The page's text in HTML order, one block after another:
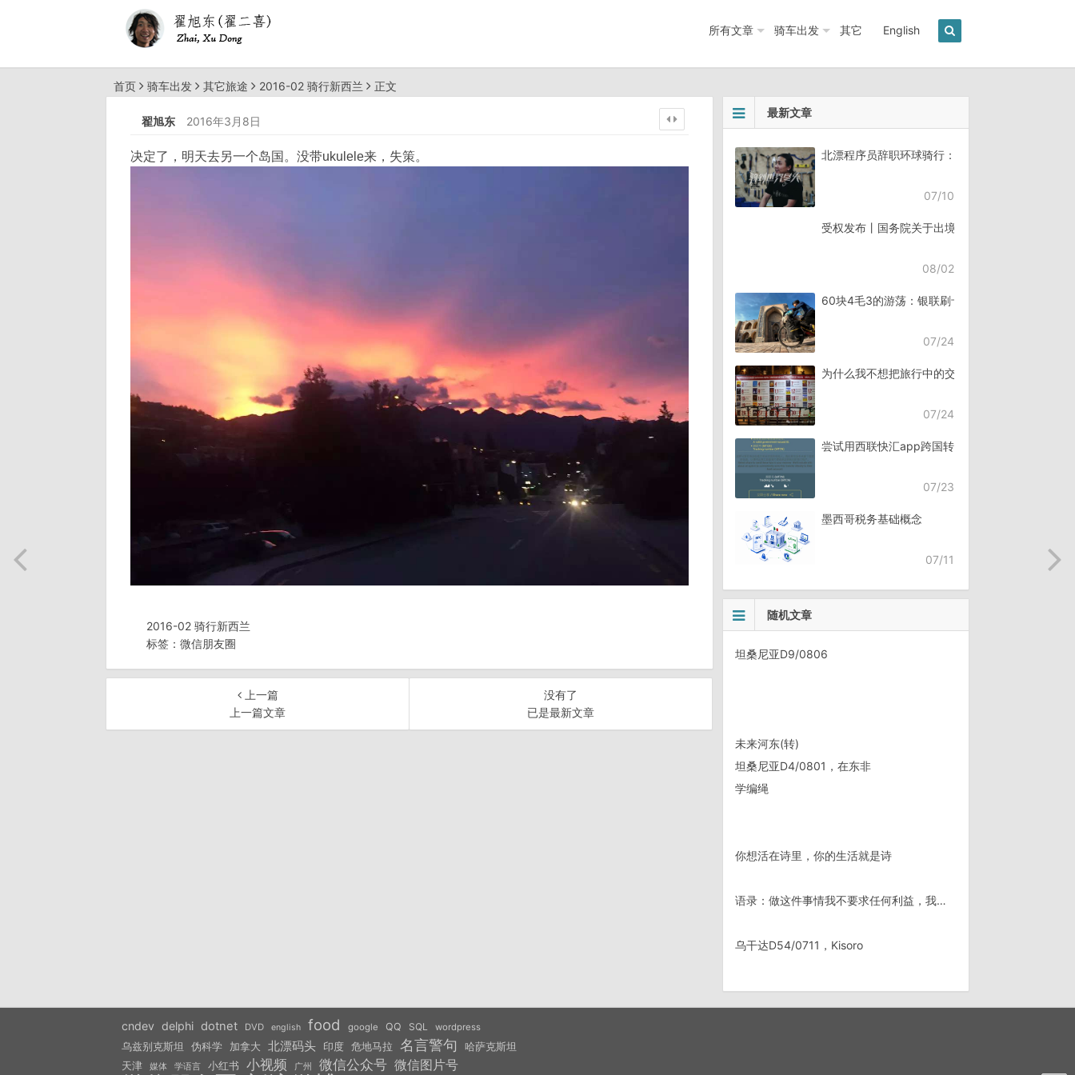
所有文章 骑车出发 其它 English
首页 骑车出发 其它旅途 2016-02 骑行新西兰 正文
翟旭东 2016年3月8日
决定了，明天去另一个岛国。没带ukulele来，失策。
2016-02 骑行新西兰
标签： 微信朋友圈
上一篇
上一篇文章
没有了
已是最新文章
最新文章
北漂程序员辞职环球骑行：7年骑行45个国家《骑
07/10
受权发布丨国务院关于出境入境管理的规定
08/02
60块4毛3的游荡：银联刷卡失败，却扣了钱
07/24
为什么我不想把旅行中的交流，全都交给AI？
07/24
尝试用西联快汇app跨国转账
07/23
墨西哥税务基础概念
07/11
随机文章
坦桑尼亚D9/0806
未来河东(转)
坦桑尼亚D4/0801，在东非
学编绳
你想活在诗里，你的生活就是诗
语录：做这件事情我不要求任何利益，我唯一需要的就是：我爽了——选自《小李庄语录》
乌干达D54/0711，Kisoro
cndev delphi dotnet DVD english food google QQ SQL wordpress
乌兹别克斯坦 伪科学 加拿大 北漂码头 印度 危地马拉 名言警句 哈萨克斯坦
天津 媒体 学语言 小红书 小视频 广州 微信公众号 微信图片号